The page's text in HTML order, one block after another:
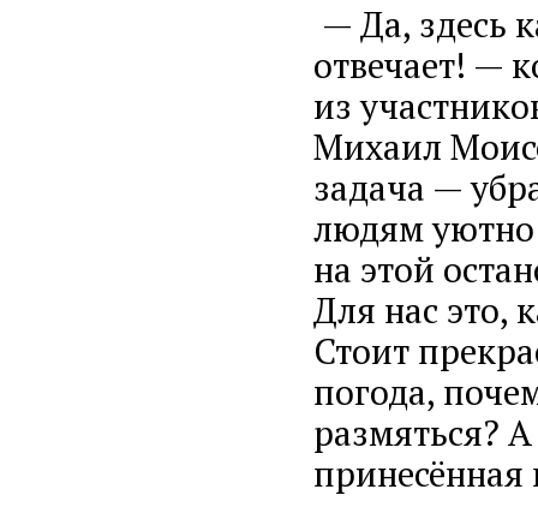
— Да, здесь
отвечает! —
из
Михаил
задача —
людям уютно
на этой
Для нас это,
Стоит
погода,
размяться?
принесённая